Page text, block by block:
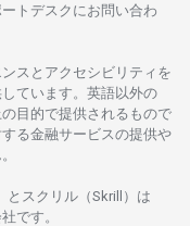
トデスクに お問い合わ
スと アクセシビリティを
ています。 英語以外の
目的で提供さ れるもので
る金融サービスの提供や
と スクリル （Skrill）は
です。